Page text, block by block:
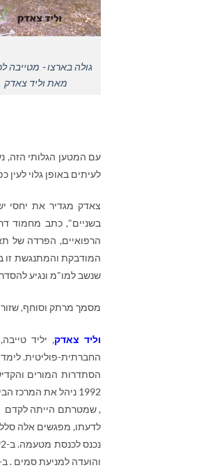
גולה בארצו - מטייבה
מאת וליד צאדק
עם המטען הגלותי הזה,
לעיתים באופן גלוי
צאדק מגדיר את יחסי
בשניים", כתב מחמוד
הרפואיים, הפרדה של
המודבקת והמתנגשת זו
שנשב למו"מ ונגיע
מסמך מרתק וסוחף, שזור
וליד צאדק
1992 ניהל את
, שמטרתם הייתה לקדם
והועדה למניעת סמים . ב-1996 נבחר שוב לכנסת וישב באופוזיציה לממשלת נתניהו. בקדנציה זו נבחר לתפקיד סגן יושב ראש